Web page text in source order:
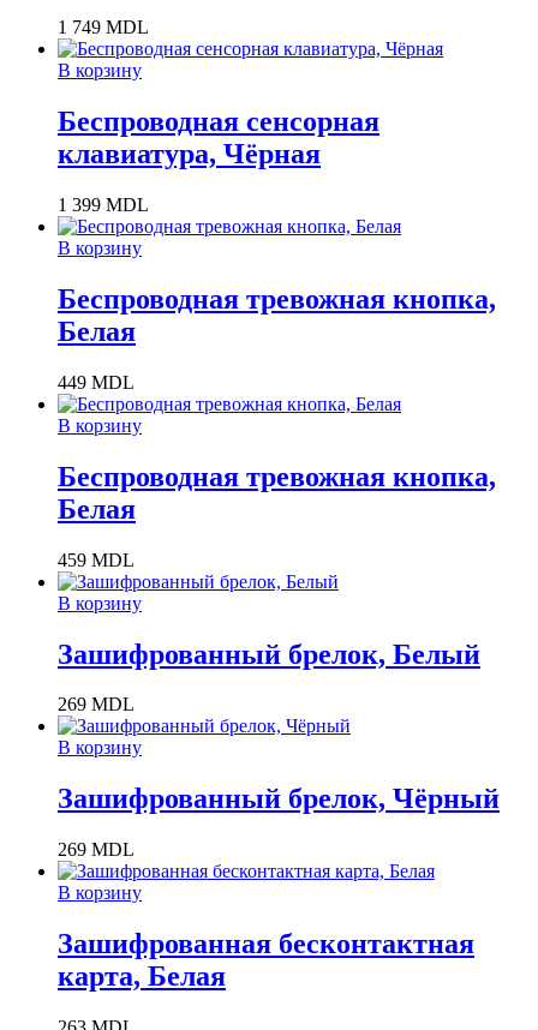
1 749 MDL
В корзину
Беспроводная сенсорная
клавиатура, Чёрная
1 399 MDL
В корзину
Беспроводная тревожная кнопка,
Белая
449 MDL
В корзину
Беспроводная тревожная кнопка,
Белая
459 MDL
В корзину
Зашифрованный брелок, Белый
269 MDL
В корзину
Зашифрованный брелок, Чёрный
269 MDL
В корзину
Зашифрованная бесконтактная
карта, Белая